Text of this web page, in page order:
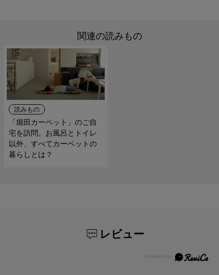
関連の読みもの
読みもの
「堀田カーペット」のご自
宅を訪問。お風呂とトイレ
以外、すべてカーペットの
暮らしとは？
レビュー